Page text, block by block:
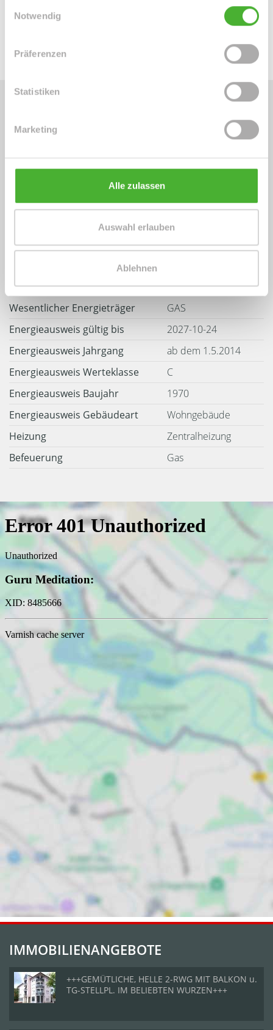
Notwendig
Präferenzen
Statistiken
Marketing
Alle zulassen
Auswahl erlauben
Ablehnen
info@le-apis-immobilien.de
Energieausweis (Verbrauchsausweis)
78 kWh / (m²*a)
Energieverbrauchskennwert
Weitere Informationen
Wesentlicher Energieträger
GAS
Energieausweis gültig bis
2027-10-24
Energieausweis Jahrgang
ab dem 1.5.2014
Energieausweis Werteklasse
C
Energieausweis Baujahr
1970
Energieausweis Gebäudeart
Wohngebäude
Heizung
Zentralheizung
Befeuerung
Gas
IMMOBILIENANGEBOTE
+++GEMÜTLICHE, HELLE 2-RWG MIT BALKON u.
TG-STELLPL. IM BELIEBTEN WURZEN+++